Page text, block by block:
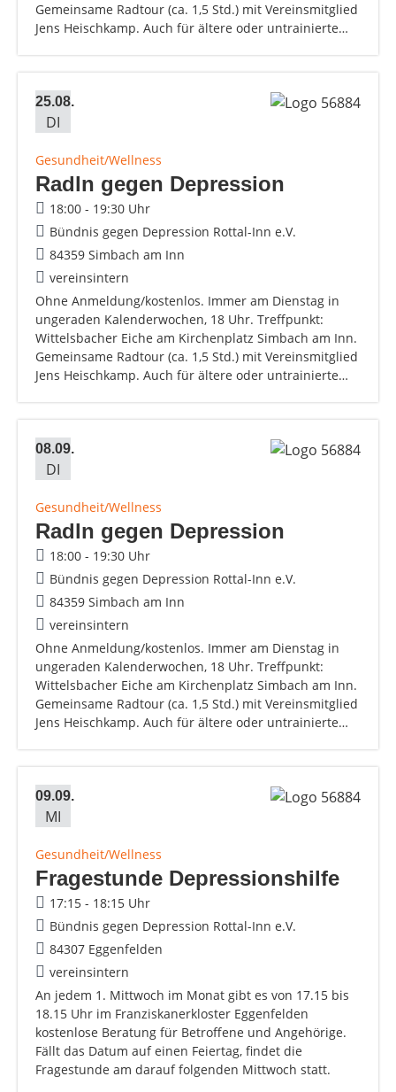
Gemeinsame Radtour (ca. 1,5 Std.) mit Vereinsmitglied
Jens Heischkamp. Auch für ältere oder untrainierte…
25.08.
DI
Gesundheit/Wellness
Radln gegen Depression
18:00 - 19:30 Uhr
Bündnis gegen Depression Rottal-Inn e.V.
84359 Simbach am Inn
vereinsintern
Ohne Anmeldung/kostenlos. Immer am Dienstag in
ungeraden Kalenderwochen, 18 Uhr. Treffpunkt:
Wittelsbacher Eiche am Kirchenplatz Simbach am Inn.
Gemeinsame Radtour (ca. 1,5 Std.) mit Vereinsmitglied
Jens Heischkamp. Auch für ältere oder untrainierte…
08.09.
DI
Gesundheit/Wellness
Radln gegen Depression
18:00 - 19:30 Uhr
Bündnis gegen Depression Rottal-Inn e.V.
84359 Simbach am Inn
vereinsintern
Ohne Anmeldung/kostenlos. Immer am Dienstag in
ungeraden Kalenderwochen, 18 Uhr. Treffpunkt:
Wittelsbacher Eiche am Kirchenplatz Simbach am Inn.
Gemeinsame Radtour (ca. 1,5 Std.) mit Vereinsmitglied
Jens Heischkamp. Auch für ältere oder untrainierte…
09.09.
MI
Gesundheit/Wellness
Fragestunde Depressionshilfe
17:15 - 18:15 Uhr
Bündnis gegen Depression Rottal-Inn e.V.
84307 Eggenfelden
vereinsintern
An jedem 1. Mittwoch im Monat gibt es von 17.15 bis
18.15 Uhr im Franziskanerkloster Eggenfelden
kostenlose Beratung für Betroffene und Angehörige.
Fällt das Datum auf einen Feiertag, findet die
Fragestunde am darauf folgenden Mittwoch statt.